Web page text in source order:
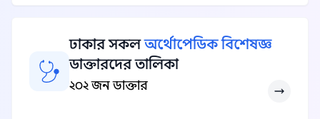
ঢাকার সকলঅর্থোপেডিক বিশেষজ্ঞ
ডাক্তারদের তালিকা
২০২ জন ডাক্তার